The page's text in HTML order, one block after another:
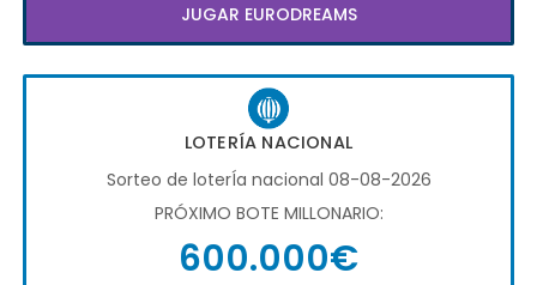
JUGAR EURODREAMS
LOTERÍA NACIONAL
Sorteo de loterÍa nacional 08-08-2026
PRÓXIMO BOTE MILLONARIO:
600.000€